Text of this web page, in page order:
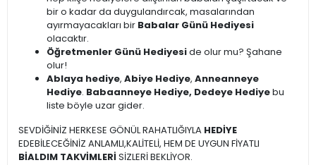
bir o kadar da duygulandırcak, masalarından
ayırmayacakları bir Babalar Günü Hediyesi
olacaktır.
Öğretmenler Günü Hediyeside olur mu? Şahane
olur!
Ablaya hediye, Abiye Hediye, Anneanneye
Hediye. Babaanneye Hediye, Dedeye Hediyebu
liste böyle uzar gider.
SEVDİĞİNİZ HERKESE GÖNÜL RAHATLIĞIYLA HEDİYE
EDEBİLECEĞİNİZ ANLAMLI,KALİTELİ, HEM DE UYGUN FİYATLI
BİALDIM TAKVİMLERİ SİZLERİ BEKLİYOR.